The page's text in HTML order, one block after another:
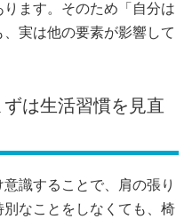
ます。そのため「自分は
実は他の要素が影響して
は生活習慣を見直
識することで、肩の張り
なことをしなくても、椅